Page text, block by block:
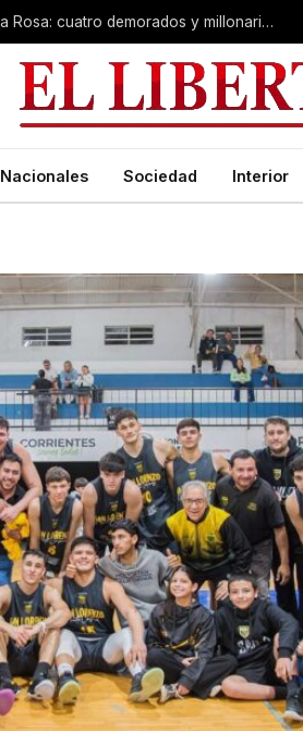
Desarticulan “kiosco” narco en Santa Rosa: cuatro demorados y millonario secuestro de tecnología
Nacionales Sociedad Interior